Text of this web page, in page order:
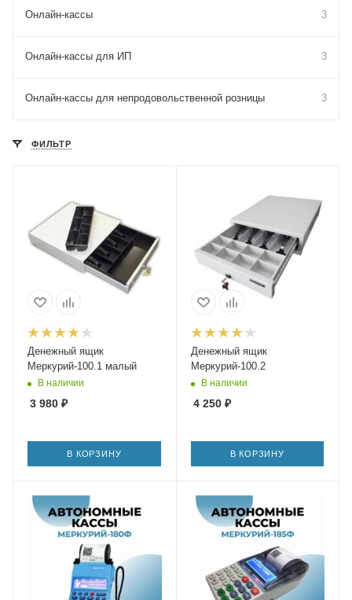
Онлайн-кассы 3
Онлайн-кассы для ИП 3
Онлайн-кассы для непродовольственной розницы 3
ФИЛЬТР
Денежный ящик
Меркурий-100.1 малый
В наличии
3 980 ₽
В КОРЗИНУ
Денежный ящик
Меркурий-100.2
В наличии
4 250₽
В КОРЗИНУ